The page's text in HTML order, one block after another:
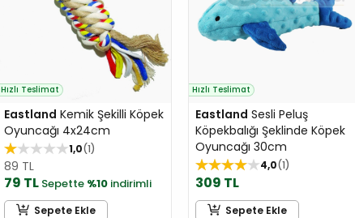
Hızlı Teslimat
Eastland Kemik Şekilli Köpek
Oyuncağı 4x24cm
1,0 1
89 TL
79 TL Sepette %10 indirimli
Sepete Ekle
Hızlı Teslimat
Eastland Sesli Peluş
Köpekbalığı Şeklinde Köpek
Oyuncağı 30cm
4,0 1
309 TL
Sepete Ekle